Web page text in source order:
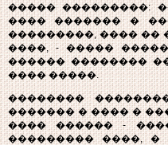
����� ���������:
���� ������� �
���������, ���� ��
����, - �����
������ ��������
���� �����.
��������
������� � ���� �
���� ������ -
��������� ����, �